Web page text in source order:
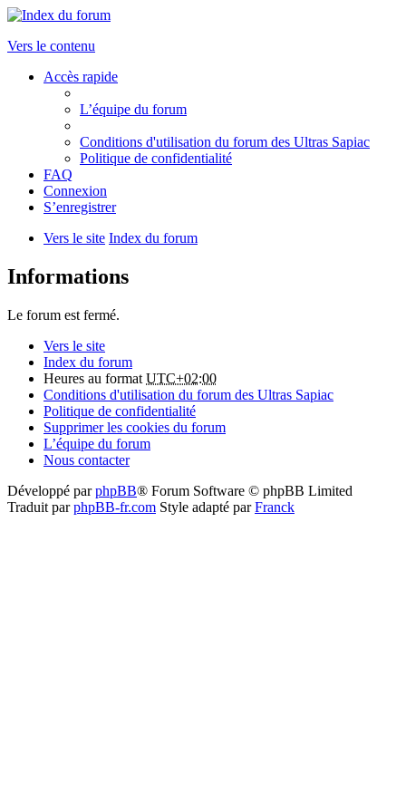
Vers le contenu
Accès rapide
L’équipe du forum
Conditions d'utilisation du forum des Ultras Sapiac
Politique de confidentialité
FAQ
Connexion
S’enregistrer
Vers le site Index du forum
Informations
Le forum est fermé.
Vers le site
Index du forum
Heures au format UTC+02:00
Conditions d'utilisation du forum des Ultras Sapiac
Politique de confidentialité
Supprimer les cookies du forum
L’équipe du forum
Nous contacter
Développé parphpBB® Forum Software © phpBB Limited
Traduit parphpBB-fr.com Style adapté parFranck